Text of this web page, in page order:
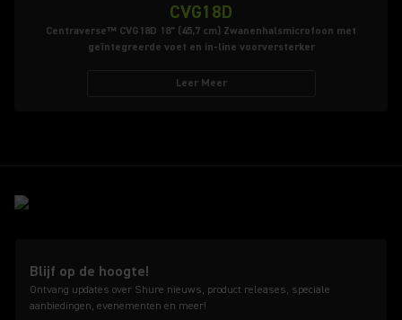
CVG18D
Centraverse™ CVG18D 18” (45,7 cm) Zwanenhalsmicrofoon met
geïntegreerde voet en in-line voorversterker
Leer Meer
Blijf op de hoogte!
Ontvang updates over Shure nieuws, product releases, speciale
aanbiedingen, evenementen en meer!